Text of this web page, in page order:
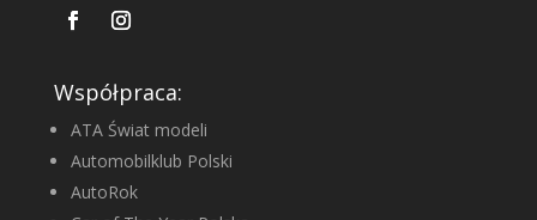
Współpraca:
ATA Świat modeli
Automobilklub Polski
AutoRok